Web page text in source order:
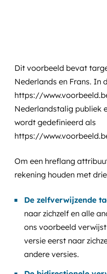
Dit voorbeeld bevat
Nederlands en Frans. In
https://
Nederlandstalig publiek
wordt gedefinieerd als
https://
Om een hreflang
rekening houden met
De zelfverwijzende
naar zichzelf en alle
ons voorbeeld
versie eerst naar
andere versies.